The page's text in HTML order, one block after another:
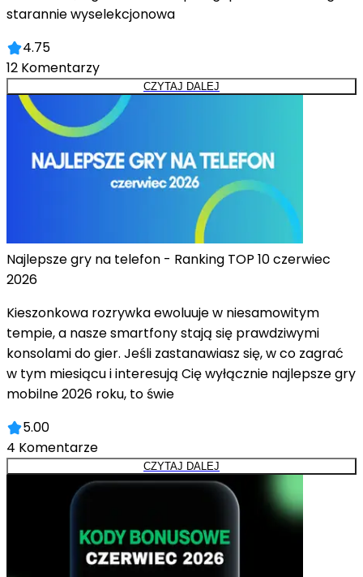
starannie wyselekcjonowa
4.75
12 Komentarzy
CZYTAJ DALEJ
Najlepsze gry na telefon - Ranking TOP 10 czerwiec
2026
Kieszonkowa rozrywka ewoluuje w niesamowitym
tempie, a nasze smartfony stają się prawdziwymi
konsolami do gier. Jeśli zastanawiasz się, w co zagrać
w tym miesiącu i interesują Cię wyłącznie najlepsze gry
mobilne 2026 roku, to świe
5.00
4 Komentarze
CZYTAJ DALEJ